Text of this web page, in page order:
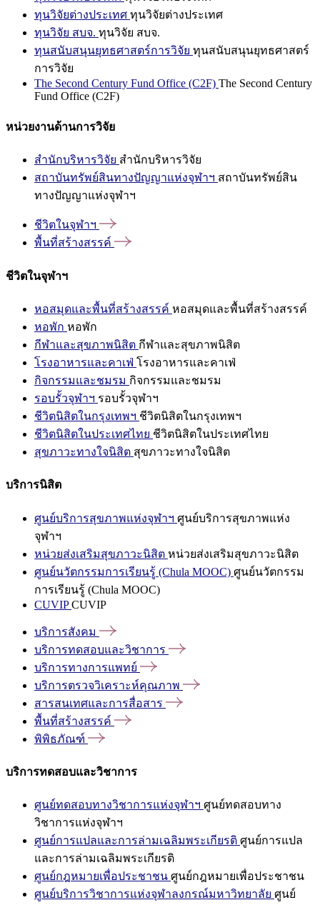
ทุนวิจัยต่างประเทศ ทุนวิจัยต่างประเทศ
ทุนวิจัย สบจ. ทุนวิจัย สบจ.
ทุนสนับสนุนยุทธศาสตร์การวิจัย ทุนสนับสนุนยุทธศาสตร์
การวิจัย
The Second Century Fund Office (C2F) The Second Century
Fund Office (C2F)
หน่วยงานด้านการวิจัย
สำนักบริหารวิจัย สำนักบริหารวิจัย
สถาบันทรัพย์สินทางปัญญาแห่งจุฬาฯ สถาบันทรัพย์สิน
ทางปัญญาแห่งจุฬาฯ
ชีวิตในจุฬาฯ
พื้นที่สร้างสรรค์
ชีวิตในจุฬาฯ
หอสมุดและพื้นที่สร้างสรรค์ หอสมุดและพื้นที่สร้างสรรค์
หอพัก หอพัก
กีฬาและสุขภาพนิสิต กีฬาและสุขภาพนิสิต
โรงอาหารและคาเฟ่ โรงอาหารและคาเฟ่
กิจกรรมและชมรม กิจกรรมและชมรม
รอบรั้วจุฬาฯ รอบรั้วจุฬาฯ
ชีวิตนิสิตในกรุงเทพฯ ชีวิตนิสิตในกรุงเทพฯ
ชีวิตนิสิตในประเทศไทย ชีวิตนิสิตในประเทศไทย
สุขภาวะทางใจนิสิต สุขภาวะทางใจนิสิต
บริการนิสิต
ศูนย์บริการสุขภาพแห่งจุฬาฯ ศูนย์บริการสุขภาพแห่ง
จุฬาฯ
หน่วยส่งเสริมสุขภาวะนิสิต หน่วยส่งเสริมสุขภาวะนิสิต
ศูนย์นวัตกรรมการเรียนรู้ (Chula MOOC) ศูนย์นวัตกรรม
การเรียนรู้ (Chula MOOC)
CUVIPCUVIP
บริการสังคม
บริการทดสอบและวิชาการ
บริการทางการแพทย์
บริการตรวจวิเคราะห์คุณภาพ
สารสนเทศและการสื่อสาร
พื้นที่สร้างสรรค์
พิพิธภัณฑ์
บริการทดสอบและวิชาการ
ศูนย์ทดสอบทางวิชาการแห่งจุฬาฯ ศูนย์ทดสอบทาง
วิชาการแห่งจุฬาฯ
ศูนย์การแปลและการล่ามเฉลิมพระเกียรติ ศูนย์การแปล
และการล่ามเฉลิมพระเกียรติ
ศูนย์กฎหมายเพื่อประชาชน ศูนย์กฎหมายเพื่อประชาชน
ศูนย์บริการวิชาการแห่งจุฬาลงกรณ์มหาวิทยาลัย ศูนย์